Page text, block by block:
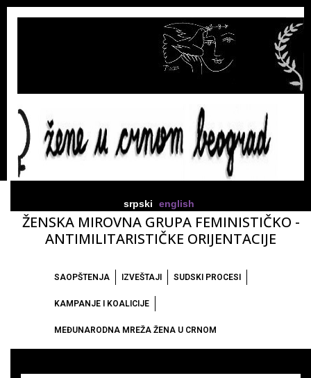
srpski english
ŽENSKA MIROVNA GRUPA FEMINISTIČKO -
ANTIMILITARISTIČKE ORIJENTACIJE
SAOPŠTENJA IZVEŠTAJI SUDSKI PROCESI
KAMPANJE I KOALICIJE
MEĐUNARODNA MREŽA ŽENA U CRNOM